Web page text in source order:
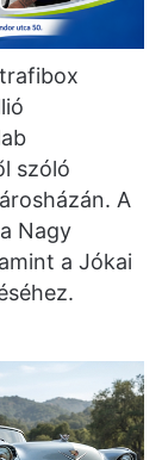
szóló
A
Nagy
a Jókai